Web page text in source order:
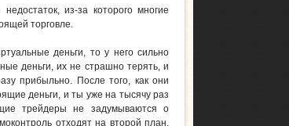
из-за которого многие
торговле.
деньги, то у него сильно
деньги, их не страшно терять, и
прибыльно. После того, как они
деньги, и ты уже на тысячу раз
трейдеры не задумываются о
отходят на второй план,